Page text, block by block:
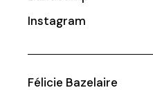
Instagram
Félicie Bazelaire